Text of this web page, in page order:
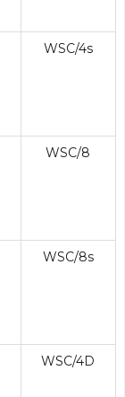
WSC/4s
WSC/8
WSC/8s
WSC/4D